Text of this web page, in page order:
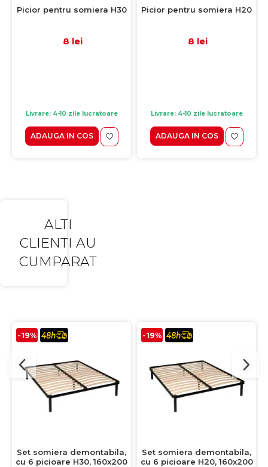
Picior pentru somiera H30
8 lei
Livrare: 4-10 zile lucratoare
ADAUGA IN COS
Picior pentru somiera H20
8 lei
Livrare: 4-10 zile lucratoare
ADAUGA IN COS
ALTI
CLIENTI AU
CUMPARAT
-19%
Set somiera demontabila,
cu 6 picioare H30, 160x200
-19%
Set somiera demontabila,
cu 6 picioare H20, 160x200